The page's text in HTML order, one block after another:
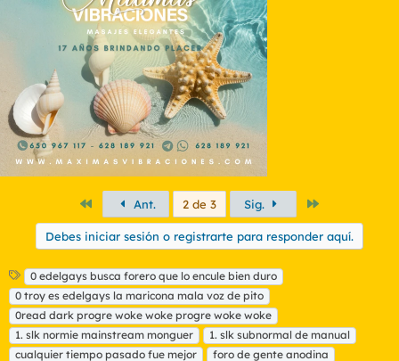
PrimeroAnt. 2 de 3 Sig.
Debes iniciar sesión o registrarte para responder aquí.
E
t
i
q
u
e
0 edelgays busca forero que lo encule bien duro
0 troy es edelgays la maricona mala voz de pito
0read dark progre woke woke progre woke woke
1. slk normie mainstream monguer
1. slk subnormal de manual
cualquier tiempo pasado fue mejor
foro de gente anodina